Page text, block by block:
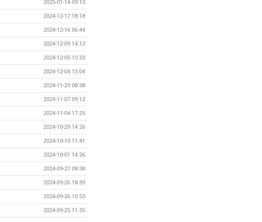
2025-01-14 09:13
2024-12-17 18:18
2024-12-16 06:44
2024-12-09 14:12
2024-12-05 15:33
2024-12-04 15:04
2024-11-29 08:38
2024-11-07 09:12
2024-11-04 17:25
2024-10-29 14:26
2024-10-10 11:41
2024-10-01 14:26
2024-09-27 08:38
2024-09-26 18:39
2024-09-26 10:53
2024-09-25 11:35